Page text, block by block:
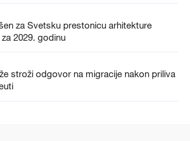
za Svetsku prestonicu arhitekture
2029. godinu
stroži odgovor na migracije nakon priliva